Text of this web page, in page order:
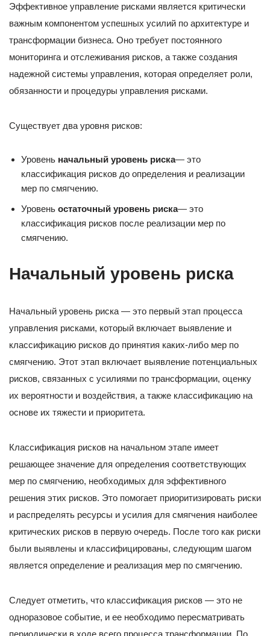
Эффективное управление рисками является критически
важным компонентом успешных усилий по архитектуре и
трансформации бизнеса. Оно требует постоянного
мониторинга и отслеживания рисков, а также создания
надежной системы управления, которая определяет роли,
обязанности и процедуры управления рисками.
Существует два уровня рисков:
Уровень начальный уровень риска— это
классификация рисков до определения и реализации
мер по смягчению.
Уровень остаточный уровень риска— это
классификация рисков после реализации мер по
смягчению.
Начальный уровень риска
Начальный уровень риска — это первый этап процесса
управления рисками, который включает выявление и
классификацию рисков до принятия каких-либо мер по
смягчению. Этот этап включает выявление потенциальных
рисков, связанных с усилиями по трансформации, оценку
их вероятности и воздействия, а также классификацию на
основе их тяжести и приоритета.
Классификация рисков на начальном этапе имеет
решающее значение для определения соответствующих
мер по смягчению, необходимых для эффективного
решения этих рисков. Это помогает приоритизировать риски
и распределять ресурсы и усилия для смягчения наиболее
критических рисков в первую очередь. После того как риски
были выявлены и классифицированы, следующим шагом
является определение и реализация мер по смягчению.
Следует отметить, что классификация рисков — это не
одноразовое событие, и ее необходимо пересматривать
периодически в ходе всего процесса трансформации. По